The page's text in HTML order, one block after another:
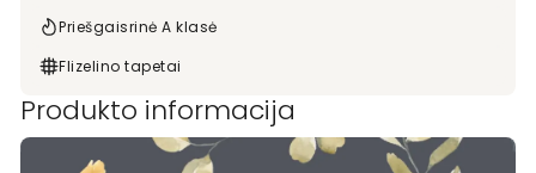
Priešgaisrinė A klasė
Flizelino tapetai
Produkto informacija